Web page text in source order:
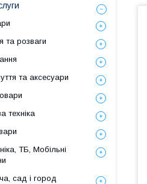
та розваги
та аксесуари
техніка
ТБ, Мобільні
сад і город